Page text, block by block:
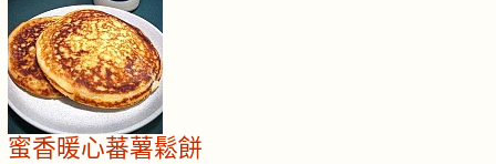
蜜香暖心蕃薯鬆餅